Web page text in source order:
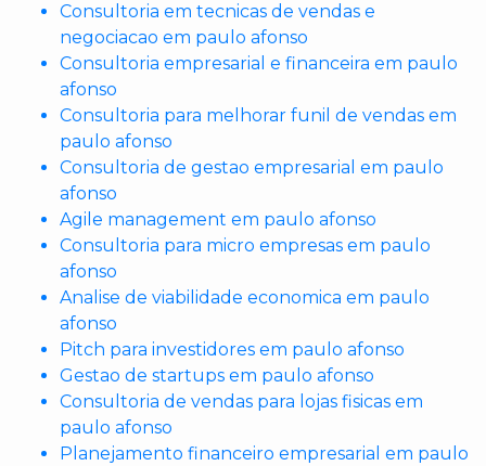
Consultoria em tecnicas de vendas e
negociacao em paulo afonso
Consultoria empresarial e financeira em paulo
afonso
Consultoria para melhorar funil de vendas em
paulo afonso
Consultoria de gestao empresarial em paulo
afonso
Agile management em paulo afonso
Consultoria para micro empresas em paulo
afonso
Analise de viabilidade economica em paulo
afonso
Pitch para investidores em paulo afonso
Gestao de startups em paulo afonso
Consultoria de vendas para lojas fisicas em
paulo afonso
Planejamento financeiro empresarial em paulo